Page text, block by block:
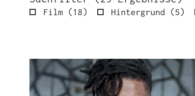
Film (18Ergebnisse
) Hintergrund (5)
wurden
gefunden.
S
u